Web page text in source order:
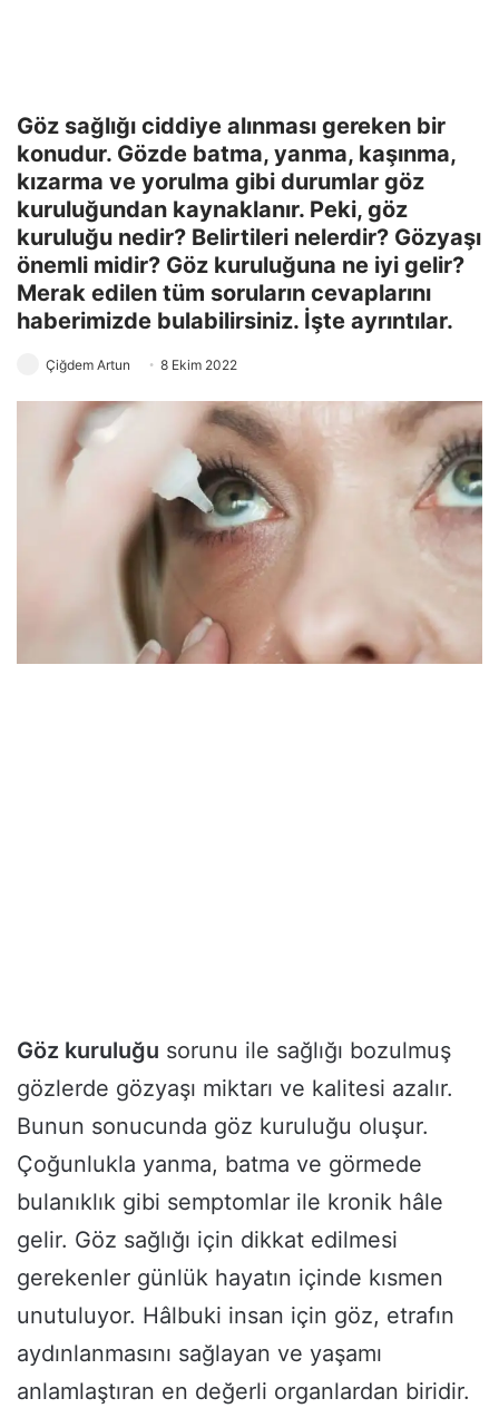
Göz sağlığı ciddiye alınması gereken bir
konudur. Gözde batma, yanma, kaşınma,
kızarma ve yorulma gibi durumlar göz
kuruluğundan kaynaklanır. Peki, göz
kuruluğu nedir? Belirtileri nelerdir? Gözyaşı
önemli midir? Göz kuruluğuna ne iyi gelir?
Merak edilen tüm soruların cevaplarını
haberimizde bulabilirsiniz. İşte ayrıntılar.
Çiğdem Artun 8 Ekim 2022
Göz kuruluğu sorunu ile sağlığı bozulmuş
gözlerde gözyaşı miktarı ve kalitesi azalır.
Bunun sonucunda göz kuruluğu oluşur.
Çoğunlukla yanma, batma ve görmede
bulanıklık gibi semptomlar ile kronik hâle
gelir. Göz sağlığı için dikkat edilmesi
gerekenler günlük hayatın içinde kısmen
unutuluyor. Hâlbuki insan için göz, etrafın
aydınlanmasını sağlayan ve yaşamı
anlamlaştıran en değerli organlardan biridir.